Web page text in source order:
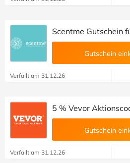
Scentme Gutschein
Gutschein
Verfällt am 31.12.26
5 % Vevor
Gutschein
Verfällt am 31.12.26